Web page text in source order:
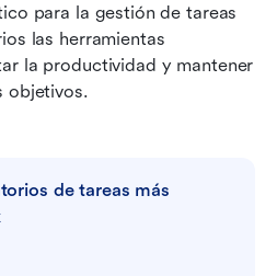
para la gestión de tareas
las herramientas
la productividad y mantener
objetivos.
de tareas más